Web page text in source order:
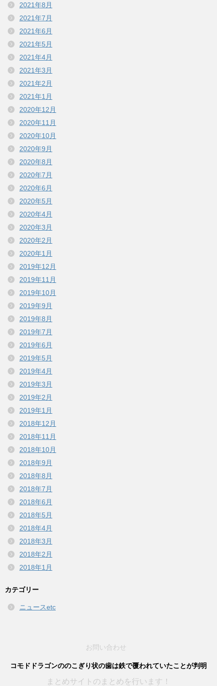
2021年8月
2021年7月
2021年6月
2021年5月
2021年4月
2021年3月
2021年2月
2021年1月
2020年12月
2020年11月
2020年10月
2020年9月
2020年8月
2020年7月
2020年6月
2020年5月
2020年4月
2020年3月
2020年2月
2020年1月
2019年12月
2019年11月
2019年10月
2019年9月
2019年8月
2019年7月
2019年6月
2019年5月
2019年4月
2019年3月
2019年2月
2019年1月
2018年12月
2018年11月
2018年10月
2018年9月
2018年8月
2018年7月
2018年6月
2018年5月
2018年4月
2018年3月
2018年2月
2018年1月
カテゴリー
ニュースetc
お問い合わせ
コモドドラゴンののこぎり状の歯は鉄で覆われていたことが判明
まとめサイトのまとめを行います！